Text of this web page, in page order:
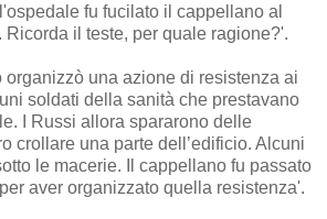
fu fucilato il cappellano al
Ricorda il teste, per quale ragione?'.
organizzò una azione di resistenza ai
soldati della sanità che prestavano
I Russi allora spararono delle
crollare una parte dell’edificio. Alcuni
le macerie. Il cappellano fu passato
aver organizzato quella resistenza'.